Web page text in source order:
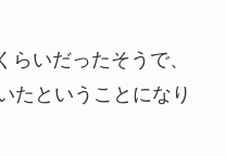
らいだったそうで、
たということになり